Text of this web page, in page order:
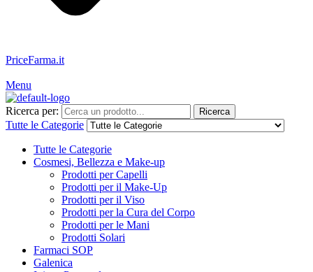
PriceFarma.it
Menu
Ricerca per: Ricerca
Tutte le Categorie
Tutte le Categorie
Cosmesi, Bellezza e Make-up
Prodotti per Capelli
Prodotti per il Make-Up
Prodotti per il Viso
Prodotti per la Cura del Corpo
Prodotti per le Mani
Prodotti Solari
Farmaci SOP
Galenica